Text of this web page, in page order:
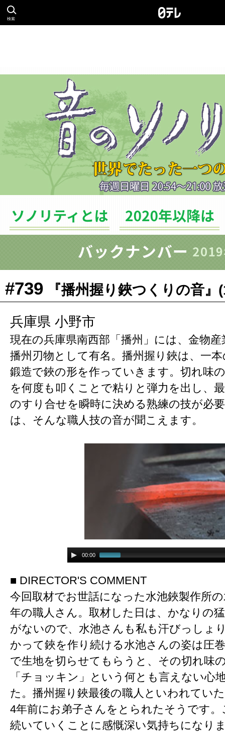
検索
ソノリティとは
#739 『播州握り鋏つくりの音』
兵庫県 小野市
現在の兵庫県南西部「播州」には、金物
播州刃物として有名。播州握り鋏は、一
鍛造で鋏の形を作っていきます。切れ味
を何度も叩くことで粘りと弾力を出し、
のすり合せを瞬時に決める熟練の技が必
は、そんな職人技の音が聞こえます。
00:00
■ DIRECTOR'S COMMENT
今回取材でお世話になった水池鋏製作所
年の職人さん。取材した日は、かなりの
がないので、水池さんも私も汗びっしょ
かって鋏を作り続ける水池さんの姿は圧
で生地を切らせてもらうと、その切れ味
「チョッキン」という何とも言えない心
た。播州握り鋏最後の職人といわれてい
4年前にお弟子さんをとられたそうです
続いていくことに感慨深い気持ちになり